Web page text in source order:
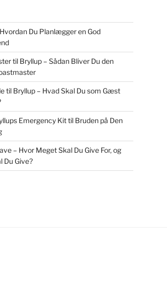
Du Planlægger en God
til Bryllup – Sådan Bliver Du den
til Bryllup – Hvad Skal Du som Gæst
Emergency Kit til Bruden på Den
– Hvor Meget Skal Du Give For, og
Du Give?